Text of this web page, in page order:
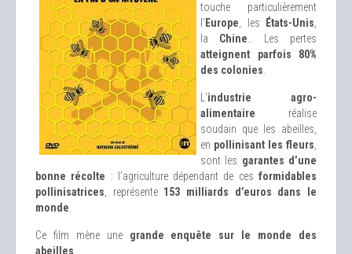
touche particulièrement
l’ Europe , les États-Unis
la Chine … Les pertes
atteignent parfois 80%
des colonies
L’industrie agro-
alimentaire réalise
soudain que les abeilles,
en pollinisant les fleurs
sont les garantes d’une
bonne récolte : l’agriculture dépendant de cesformidables
pollinisatrices , représente 153 milliards d’euros dans le
monde
Ce film mène une grande enquête sur le monde des
abeilles